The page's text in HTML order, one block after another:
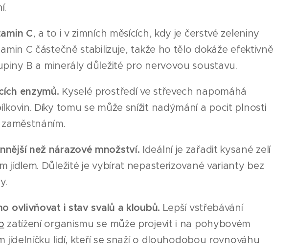
C, a to i v zimních měsících, kdy je čerstvé zeleniny
C částečně stabilizuje, takže ho tělo dokáže efektivně
B a minerály důležité pro nervovou soustavu.
enzymů. Kyselé prostředí ve střevech napomáhá
Díky tomu se může snížit nadýmání a pocit plnosti
než nárazové množství. Ideální je zařadit kysané zelí
jídlem. Důležité je vybírat nepasterizované varianty bez
ovlivňovat i stav svalů a kloubů. Lepší vstřebávání
zatížení organismu se může projevit i na pohybovém
jídelníčku lidí, kteří se snaží o dlouhodobou rovnováhu